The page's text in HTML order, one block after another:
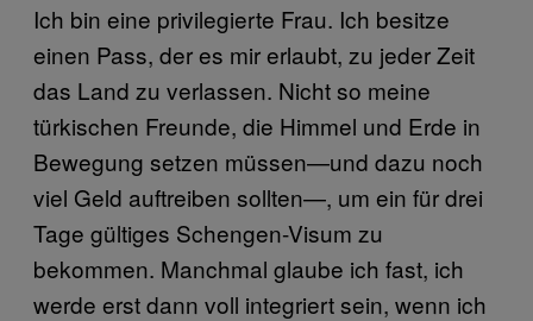
Ich bin eine privilegierte Frau. Ich besitze
einen Pass, der es mir erlaubt, zu jeder Zeit
das Land zu verlassen. Nicht so meine
türkischen Freunde, die Himmel und Erde in
Bewegung setzen müssen—und dazu noch
viel Geld auftreiben sollten—, um ein für drei
Tage gültiges Schengen-Visum zu
bekommen. Manchmal glaube ich fast, ich
werde erst dann voll integriert sein, wenn ich